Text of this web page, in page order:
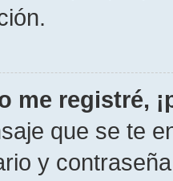
me registré,
que se te
y